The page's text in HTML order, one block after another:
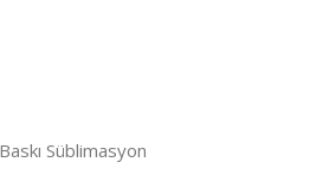
Süblimasyon